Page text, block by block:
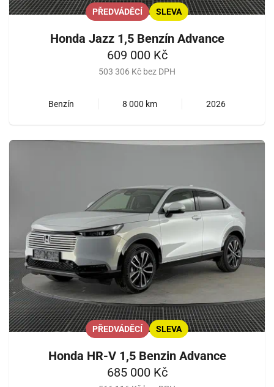
PŘEDVÁDĚCÍ SLEVA
Honda Jazz 1,5 Benzín Advance
609 000 Kč
503 306 Kč bez DPH
Benzín 8 000 km 2026
PŘEDVÁDĚCÍ SLEVA
Honda HR-V 1,5 Benzin Advance
685 000 Kč